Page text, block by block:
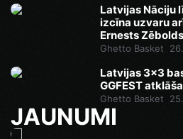
Latvijas Nāciju
izcīna uzvaru
Ernests
Ghetto Basket
Latvijas 3x3
GGFEST
Ghetto Basket
JAUNUMI